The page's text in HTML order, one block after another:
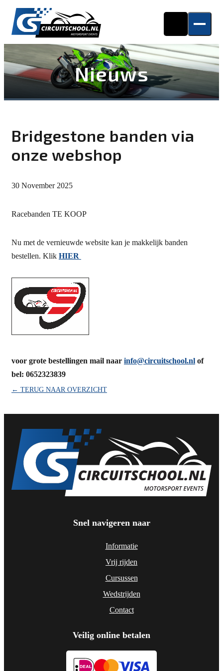
Nieuws
Bridgestone banden via
onze webshop
30 November 2025
Racebanden TE KOOP
Nu met de vernieuwde website kan je makkelijk banden
bestellen. Klik HIER
voor grote bestellingen mail naar info@circuitschool.nl of
bel: 0652323839
← TERUG NAAR OVERZICHT
Snel navigeren naar
Informatie
Vrij rijden
Cursussen
Wedstrijden
Contact
Veilig online betalen